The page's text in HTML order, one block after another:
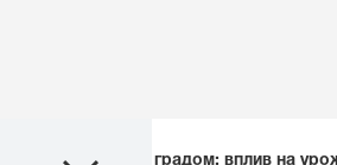
Продукти
кукурудзи градом: вплив на